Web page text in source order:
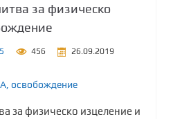
за физическо
456 26.09.2019
освобождение
за физическо изцеление и